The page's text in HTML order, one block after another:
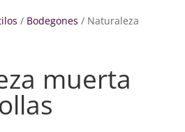
/ Bodegones / Naturaleza
muerta